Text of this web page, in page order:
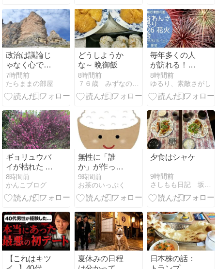
政治は議論じ
ゃなく心で決
めるのよ～
7時間前
たらままの部屋
どうしようか
な～ 晩御飯
8時間前
７６歳 みずなの御飯とつぶやき
毎年多くの人
が訪れる！
「刈谷わんさ
か祭り2026 花
火大会」刈谷
8時間前
ゆるり、素敵さがし
ギョリュウバ
イが枯れた ｜
イワシのぬか
みそ炊き ｜気
が沈む
8時間前
かんこブログ
無性に「誰
か」が作った
ご飯が食べた
くなる、ご飯
のお供
9時間前
お茶のいっぷく
夕食はシャケ
9時間前
さしもも日記 坂の上の雲松山市から
【これはキツ
夏休みの日程
日本株の話：